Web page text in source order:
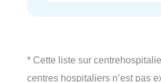
* Cette liste sur
centres hospitaliers n’est pas